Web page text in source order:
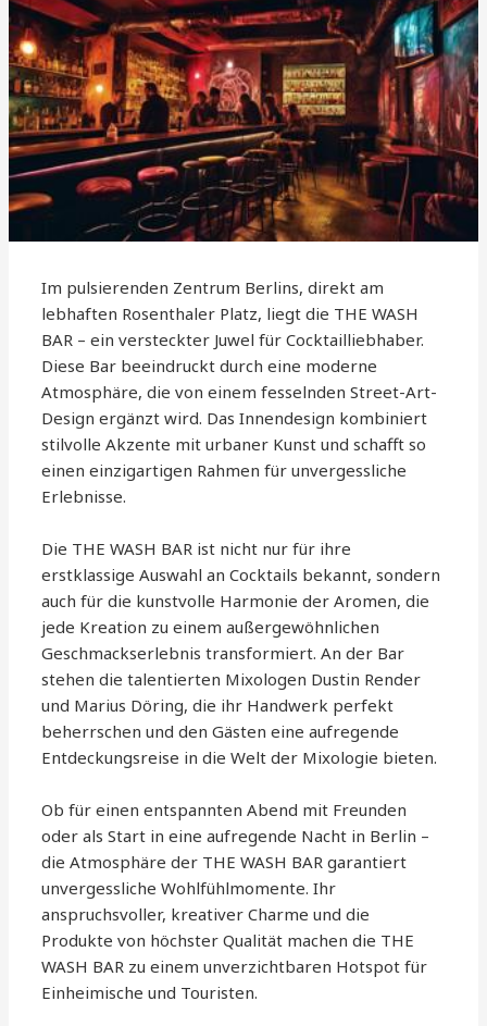
Im pulsierenden Zentrum Berlins, direkt am
lebhaften Rosenthaler Platz, liegt die THE WASH
BAR – ein versteckter Juwel für Cocktailliebhaber.
Diese Bar beeindruckt durch eine moderne
Atmosphäre, die von einem fesselnden Street-Art-
Design ergänzt wird. Das Innendesign kombiniert
stilvolle Akzente mit urbaner Kunst und schafft so
einen einzigartigen Rahmen für unvergessliche
Erlebnisse.
Die THE WASH BAR ist nicht nur für ihre
erstklassige Auswahl an Cocktails bekannt, sondern
auch für die kunstvolle Harmonie der Aromen, die
jede Kreation zu einem außergewöhnlichen
Geschmackserlebnis transformiert. An der Bar
stehen die talentierten Mixologen Dustin Render
und Marius Döring, die ihr Handwerk perfekt
beherrschen und den Gästen eine aufregende
Entdeckungsreise in die Welt der Mixologie bieten.
Ob für einen entspannten Abend mit Freunden
oder als Start in eine aufregende Nacht in Berlin –
die Atmosphäre der THE WASH BAR garantiert
unvergessliche Wohlfühlmomente. Ihr
anspruchsvoller, kreativer Charme und die
Produkte von höchster Qualität machen die THE
WASH BAR zu einem unverzichtbaren Hotspot für
Einheimische und Touristen.